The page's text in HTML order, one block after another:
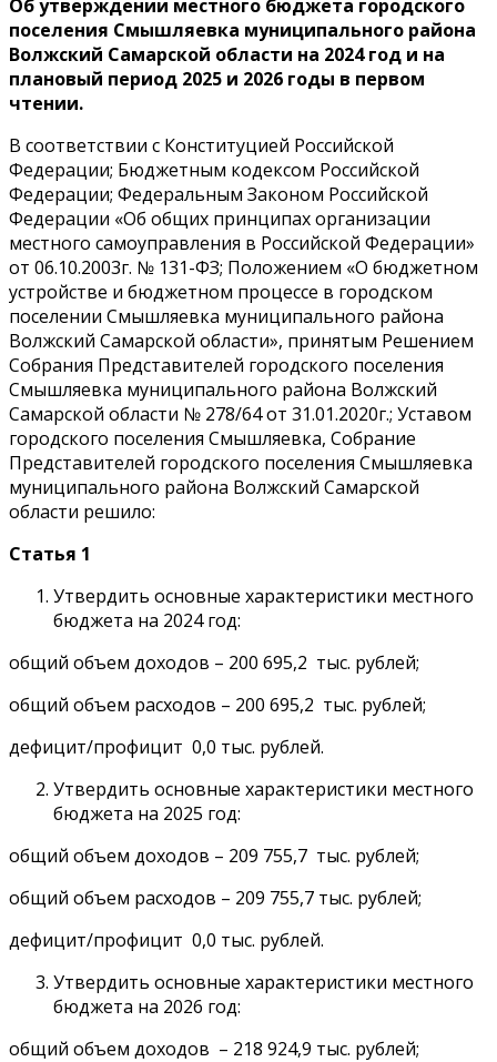
Об утверждении местного бюджета городского
поселения Смышляевка муниципального района
Волжский Самарской области на 2024 год и на
плановый период 2025 и 2026 годы в первом
чтении.
В соответствии с Конституцией Российской
Федерации; Бюджетным кодексом Российской
Федерации; Федеральным Законом Российской
Федерации «Об общих принципах организации
местного самоуправления в Российской Федерации»
от 06.10.2003г. № 131-ФЗ; Положением «О бюджетном
устройстве и бюджетном процессе в городском
поселении Смышляевка муниципального района
Волжский Самарской области», принятым Решением
Собрания Представителей городского поселения
Смышляевка муниципального района Волжский
Самарской области № 278/64 от 31.01.2020г.; Уставом
городского поселения Смышляевка, Собрание
Представителей городского поселения Смышляевка
муниципального района Волжский Самарской
области решило:
Статья 1
Утвердить основные характеристики местного
бюджета на 2024 год:
общий объем доходов – 200 695,2 тыс. рублей;
общий объем расходов – 200 695,2 тыс. рублей;
дефицит/профицит 0,0 тыс. рублей.
Утвердить основные характеристики местного
бюджета на 2025 год:
общий объем доходов – 209 755,7 тыс. рублей;
общий объем расходов – 209 755,7 тыс. рублей;
дефицит/профицит 0,0 тыс. рублей.
Утвердить основные характеристики местного
бюджета на 2026 год:
общий объем доходов – 218 924,9 тыс. рублей;